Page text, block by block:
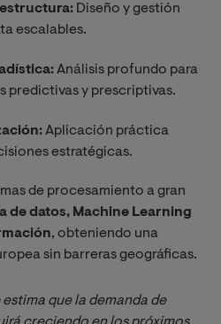
Diseño y gestión
escalables.
Análisis profundo para
predictivas y prescriptivas.
Aplicación práctica
estratégicas.
de procesamiento a gran
de datos, Machine Learning
, obteniendo una
sin barreras geográficas.
que la demanda de